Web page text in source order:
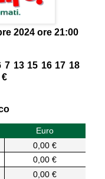
2024 ore 21:00
7 13 15 16 17 18
€
Euro
0,00 €
0,00 €
0,00 €